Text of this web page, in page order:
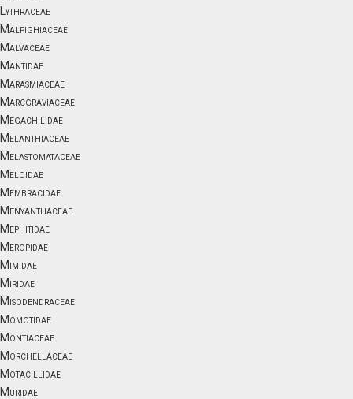
Lythraceae
Malpighiaceae
Malvaceae
Mantidae
Marasmiaceae
Marcgraviaceae
Megachilidae
Melanthiaceae
Melastomataceae
Meloidae
Membracidae
Menyanthaceae
Mephitidae
Meropidae
Mimidae
Miridae
Misodendraceae
Momotidae
Montiaceae
Morchellaceae
Motacillidae
Muridae